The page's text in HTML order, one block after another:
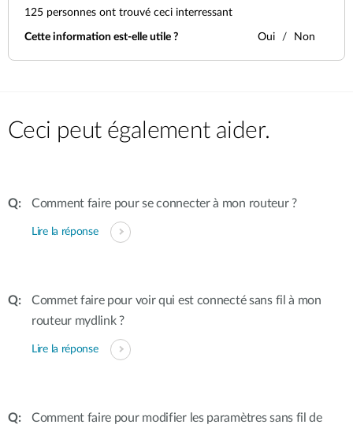
125 personnes ont trouvé ceci interressant
Cette information est-elle utile ? Oui Non
Ceci peut également aider.
Comment faire pour se connecter à mon routeur ?
Lire la réponse
Commet faire pour voir qui est connecté sans fil à mon
routeur mydlink ?
Lire la réponse
Comment faire pour modifier les paramètres sans fil de